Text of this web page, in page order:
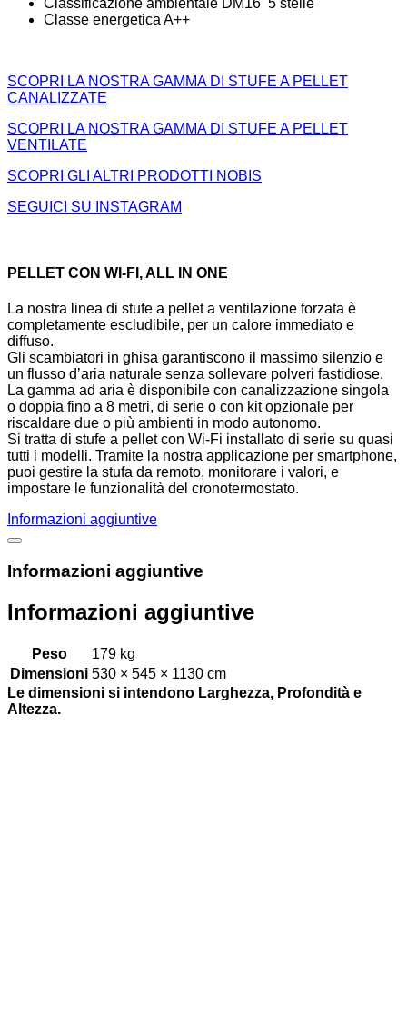
Classe energetica A++
SCOPRI LA NOSTRA GAMMA DI STUFE A PELLET
CANALIZZATE
SCOPRI LA NOSTRA GAMMA DI STUFE A PELLET
VENTILATE
SCOPRI GLI ALTRI PRODOTTI NOBIS
SEGUICI SU INSTAGRAM
PELLET CON WI-FI, ALL IN ONE
La nostra linea di stufe a pellet a ventilazione forzata è
completamente escludibile, per un calore immediato e
diffuso.
Gli scambiatori in ghisa garantiscono il massimo silenzio e
un flusso d’aria naturale senza sollevare polveri fastidiose.
La gamma ad aria è disponibile con canalizzazione singola
o doppia fino a 8 metri, di serie o con kit opzionale per
riscaldare due o più ambienti in modo autonomo.
Si tratta di stufe a pellet con Wi-Fi installato di serie su quasi
tutti i modelli. Tramite la nostra applicazione per smartphone,
puoi gestire la stufa da remoto, monitorare i valori, e
impostare le funzionalità del cronotermostato.
Informazioni aggiuntive
Informazioni aggiuntive
Informazioni aggiuntive
Peso
179 kg
Dimensioni 530 × 545 × 1130 cm
Le dimensioni si intendono Larghezza, Profondità e
Altezza.